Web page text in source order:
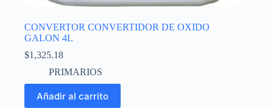
CONVERTOR CONVERTIDOR DE OXIDO
GALON 4L
$1,325.18
PRIMARIOS
Añadir al carrito